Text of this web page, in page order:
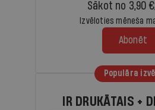
Sākot no 3,90
Izvēloties mēneša
Abonēt
Populāra
IR DRUKĀTAIS +